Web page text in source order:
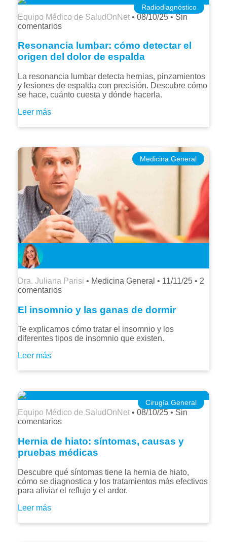
Radiodiagnóstico
Equipo Médico de SaludOnNet • 08/10/25 • Sin
comentarios
Resonancia lumbar: cómo detectar el
origen del dolor de espalda
La resonancia lumbar detecta hernias, pinzamientos
y lesiones de espalda con precisión. Descubre cómo
se hace, cuánto cuesta y dónde hacerla.
Leer más
Medicina General
Dra. Juliana Parisi • Medicina General • 11/11/25 • 2
comentarios
El insomnio y las ganas de dormir
Te explicamos cómo tratar el insomnio y los
diferentes tipos de insomnio que existen.
Leer más
Cirugía General
Equipo Médico de SaludOnNet • 08/10/25 • Sin
comentarios
Hernia de hiato: síntomas, causas y
pruebas médicas
Descubre qué síntomas tiene la hernia de hiato,
cómo se diagnostica y los tratamientos más efectivos
para aliviar el reflujo y el ardor.
Leer más